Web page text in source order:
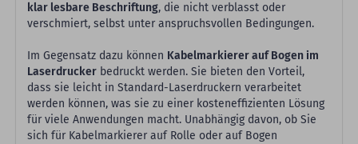
klar lesbare Beschriftung, die nicht verblasst oder
verschmiert, selbst unter anspruchsvollen Bedingungen.
Im Gegensatz dazu können Kabelmarkierer auf Bogen im
Laserdrucker bedruckt werden. Sie bieten den Vorteil,
dass sie leicht in Standard-Laserdruckern verarbeitet
werden können, was sie zu einer kosteneffizienten Lösung
für viele Anwendungen macht. Unabhängig davon, ob Sie
sich für Kabelmarkierer auf Rolle oder auf Bogen